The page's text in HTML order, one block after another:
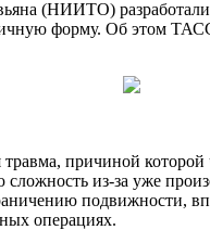
(НИИТО)
форму. Об этом
травма, причиной
из-за уже
подвижности,
операциях.